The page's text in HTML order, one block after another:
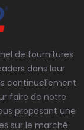
de fournitures
dans leur
continuellement
faire de notre
proposant une
sur le marché